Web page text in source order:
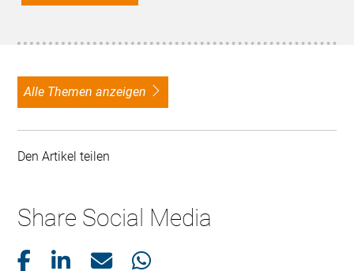
alle Themen anzeigen
Den Artikel teilen
Share Social Media